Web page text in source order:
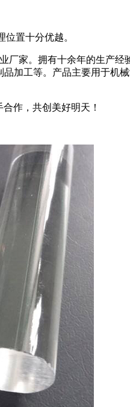
置十分优越。
家。拥有十余年的生产
加工等。产品主要用于机
作，共创美好明天！